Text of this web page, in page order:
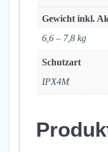
Gewicht inkl.
6,6 – 7,8 kg
Schutzart
IPX4M